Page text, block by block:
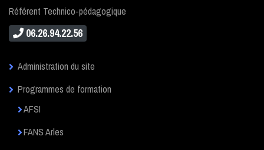
Référent Technico-pédagogique
06.26.94.22.56
Administration du site
Programmes de formation
AFSI
FANS Arles